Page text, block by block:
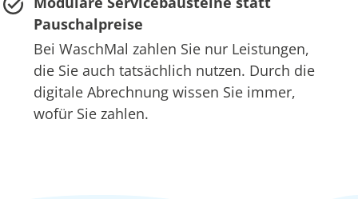
Pauschalpreise
Bei WaschMal zahlen Sie nur Leistungen,
die Sie auch tatsächlich nutzen. Durch die
digitale Abrechnung wissen Sie immer,
wofür Sie zahlen.